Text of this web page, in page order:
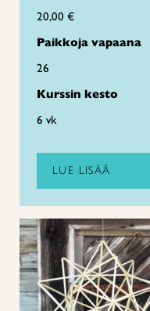
20,00 €
Paikkoja vapaana
26
Kurssin kesto
6 vk
LUE LISÄÄ